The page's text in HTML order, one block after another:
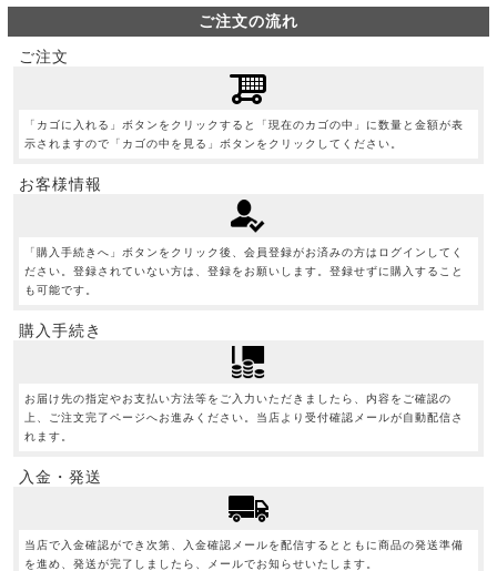
ご注文の流れ
ご注文
「カゴに入れる」ボタンをクリックすると「現在のカゴの中」に数量と金額が表
示されますので「カゴの中を見る」ボタンをクリックしてください。
お客様情報
「購入手続きへ」ボタンをクリック後、会員登録がお済みの方はログインしてく
ださい。登録されていない方は、登録をお願いします。登録せずに購入すること
も可能です。
購入手続き
お届け先の指定やお支払い方法等をご入力いただきましたら、内容をご確認の
上、ご注文完了ページへお進みください。当店より受付確認メールが自動配信さ
れます。
入金・発送
当店で入金確認ができ次第、入金確認メールを配信するとともに商品の発送準備
を進め、発送が完了しましたら、メールでお知らせいたします。